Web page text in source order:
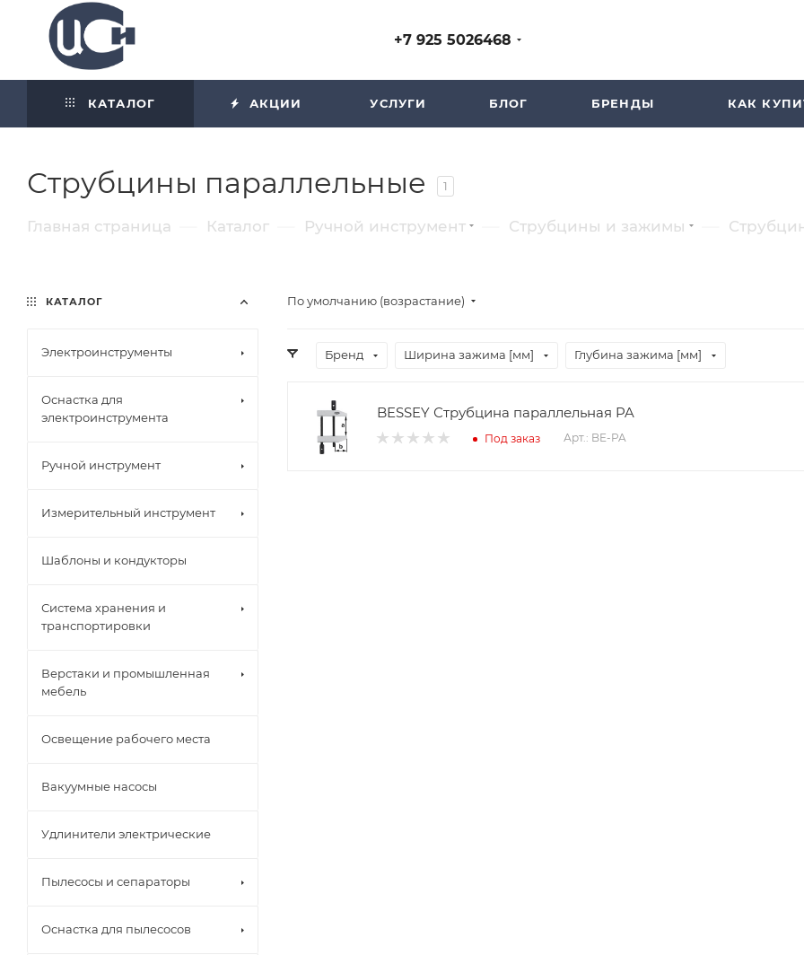
+7 925 5026468
КАТАЛОГ АКЦИИ УСЛУГИ БЛОГ БРЕНДЫ КАК
Струбцины параллельные 1
Главная страница Каталог Ручной инструмент Струбцины и зажимы
По умолчанию (возрастание)
Бренд Ширина зажима [мм] Глубина зажима [мм]
BESSEY Струбцина параллельная PA
Под заказ Арт.: BE-PA
КАТАЛОГ
Электроинструменты
Оснастка для
электроинструмента
Ручной инструмент
Измерительный инструмент
Шаблоны и кондукторы
Система хранения и
транспортировки
Верстаки и промышленная
мебель
Освещение рабочего места
Вакуумные насосы
Удлинители электрические
Пылесосы и сепараторы
Оснастка для пылесосов